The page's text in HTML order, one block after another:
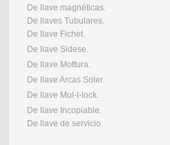
De llave magnéticas.
De llaves Tubulares.
De llave Fichet.
De llave Sidese.
De llave Mottura.
De llave Arcas Soler.
De llave Mul-t-lock.
De llave Incopiable.
De llave de servicio.